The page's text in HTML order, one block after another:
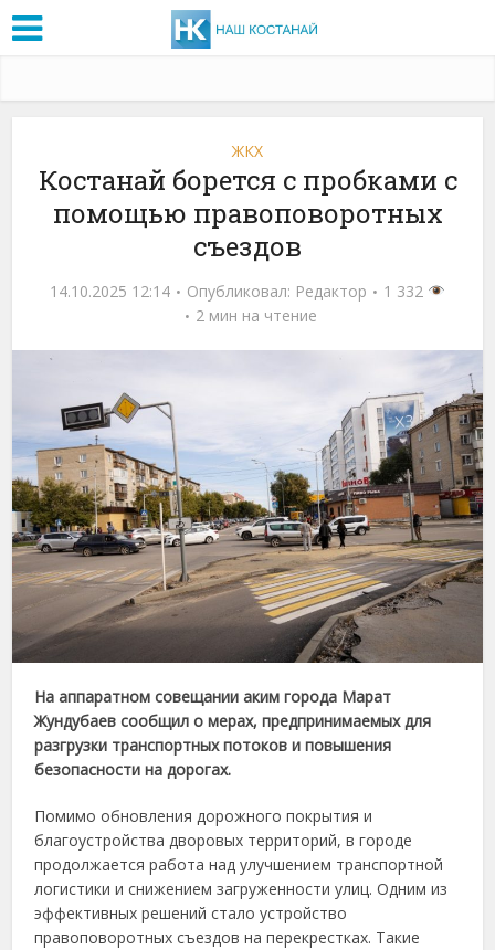
ЖКХ
Костанай борется с пробками с
помощью правоповоротных
съездов
14.10.2025 12:14 Опубликовал: Редактор
1 332
2 мин на чтение
На аппаратном совещании аким города Марат
Жундубаев сообщил о мерах, предпринимаемых для
разгрузки транспортных потоков и повышения
безопасности на дорогах.
Помимо обновления дорожного покрытия и
благоустройства дворовых территорий, в городе
продолжается работа над улучшением транспортной
логистики и снижением загруженности улиц. Одним из
эффективных решений стало устройство
правоповоротных съездов на перекрестках. Такие